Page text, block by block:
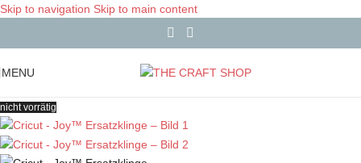
Skip to navigation Skip to main content
MENU
nicht vorrätig